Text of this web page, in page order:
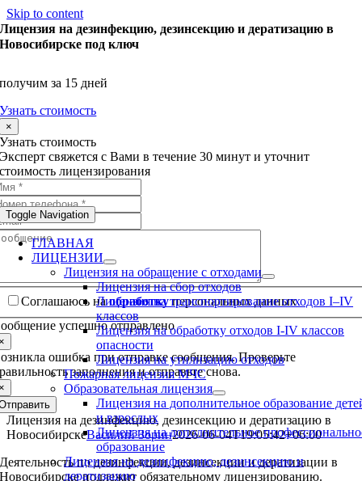
Skip to content
Toggle Navigation
ГЛАВНАЯ
ЛИЦЕНЗИИ
Лицензия на обращение с отходами
Лицензия на сбор отходов
Лицензия на транспортирование отходов I–IV
классов
Лицензия на обработку отходов I-IV классов
опасности
Лицензия на утилизацию отходов
Пожарная лицензия МЧС
Образовательная лицензия
Лицензия на дополнительное образование
и взрослых
Лицензия на дополнительное
образование
Лицензия на дезинфекцию, дезинсекцию и
дератизацию
Лицензия на дезинфекцию, дезинсекцию и дератизацию в
Новосибирске под ключ
получим за 15 дней
Узнать стоимость
×
Узнать стоимость
Эксперт свяжется с Вами в течение 30 минут и уточнит
стоимость лицензирования
Соглашаюсь наобработкуперсональных данных
успешно отправлено
ошибка при отправке сообщения. Проверьте
заполнения и отправьте снова.
Лицензия на дезинфекцию, дезинсекцию и дератизацию в
НовосибирскеВасилий Зорин2026-06-04T19:05:42+06:00
Деятельность по дезинфекции, дезинсекции и дератизации в
Новосибирске подлежит обязательному лицензированию.